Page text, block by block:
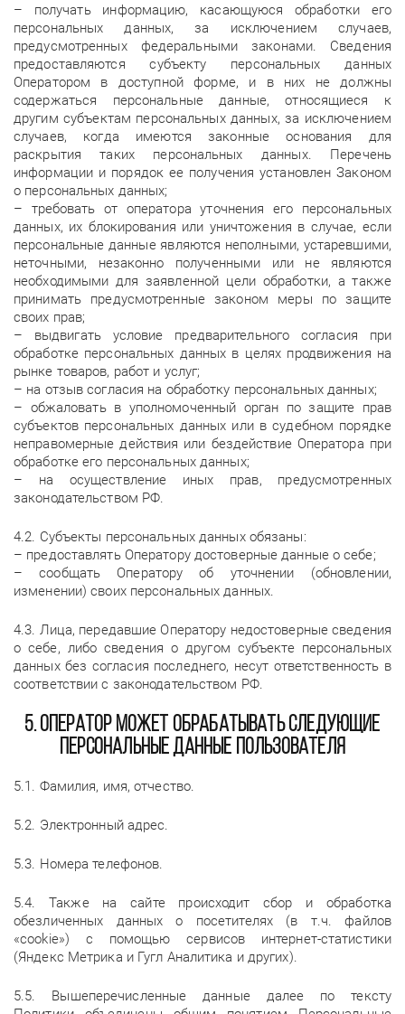
– получать информацию, касающуюся обработки его
персональных данных, за исключением случаев,
предусмотренных федеральными законами. Сведения
предоставляются субъекту персональных данных
Оператором в доступной форме, и в них не должны
содержаться персональные данные, относящиеся к
другим субъектам персональных данных, за исключением
случаев, когда имеются законные основания для
раскрытия таких персональных данных. Перечень
информации и порядок ее получения установлен Законом
о персональных данных;
– требовать от оператора уточнения его персональных
данных, их блокирования или уничтожения в случае, если
персональные данные являются неполными, устаревшими,
неточными, незаконно полученными или не являются
необходимыми для заявленной цели обработки, а также
принимать предусмотренные законом меры по защите
своих прав;
– выдвигать условие предварительного согласия при
обработке персональных данных в целях продвижения на
рынке товаров, работ и услуг;
– на отзыв согласия на обработку персональных данных;
– обжаловать в уполномоченный орган по защите прав
субъектов персональных данных или в судебном порядке
неправомерные действия или бездействие Оператора при
обработке его персональных данных;
– на осуществление иных прав, предусмотренных
законодательством РФ.
4.2. Субъекты персональных данных обязаны:
– предоставлять Оператору достоверные данные о себе;
– сообщать Оператору об уточнении (обновлении,
изменении) своих персональных данных.
4.3. Лица, передавшие Оператору недостоверные сведения
о себе, либо сведения о другом субъекте персональных
данных без согласия последнего, несут ответственность в
соответствии с законодательством РФ.
5. Оператор может обрабатывать следующие
персональные данные Пользователя
5.1. Фамилия, имя, отчество.
5.2. Электронный адрес.
5.3. Номера телефонов.
5.4. Также на сайте происходит сбор и обработка
обезличенных данных о посетителях (в т.ч. файлов
«cookie») с помощью сервисов интернет-статистики
(Яндекс Метрика и Гугл Аналитика и других).
5.5. Вышеперечисленные данные далее по тексту